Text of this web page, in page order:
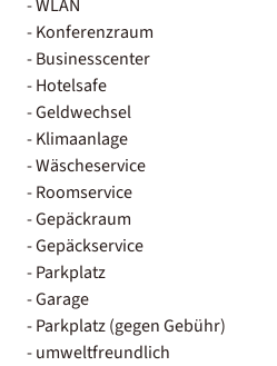
- WLAN
- Konferenzraum
- Businesscenter
- Hotelsafe
- Geldwechsel
- Klimaanlage
- Wäscheservice
- Roomservice
- Gepäckraum
- Gepäckservice
- Parkplatz
- Garage
- Parkplatz (gegen Gebühr)
- umweltfreundlich